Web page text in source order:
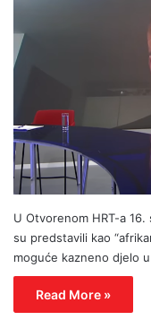
U Otvorenom HRT-a
su predstavili kao
moguće kazneno djelo
Read More »